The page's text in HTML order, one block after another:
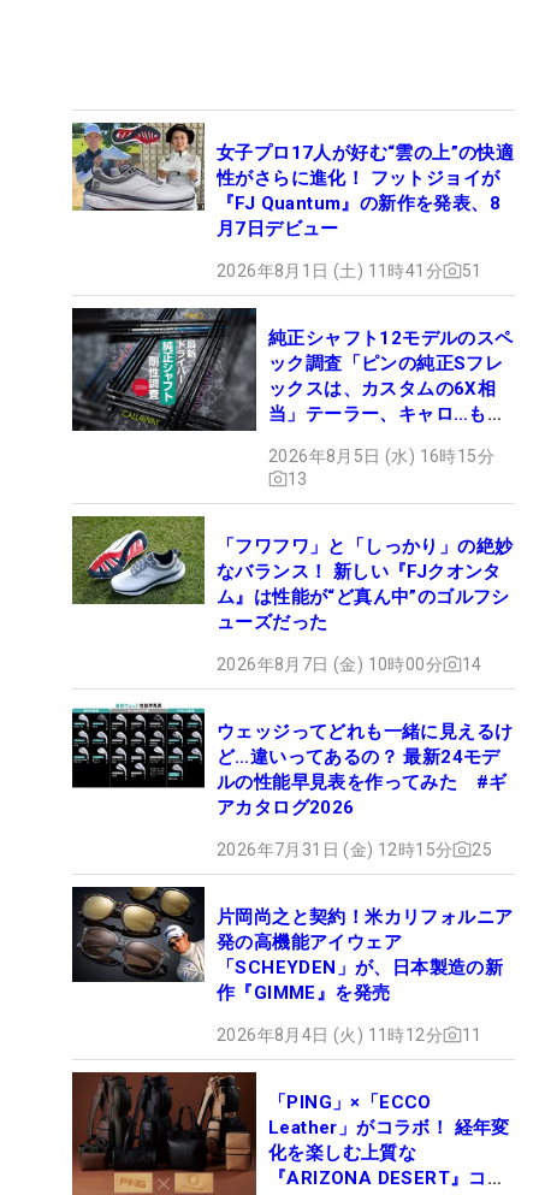
女子プロ17人が好む“雲の上”の快適
性がさらに進化！ フットジョイが
『FJ Quantum』の新作を発表、8
月7日デビュー
2026年8月1日 (土) 11時41分 51
純正シャフト12モデルのスペ
ック調査「ピンの純正Sフレ
ックスは、カスタムの6X相
当」テーラー、キャロ…もチ
2026年8月5日 (水) 16時15分
13
「フワフワ」と「しっかり」の絶妙
なバランス！ 新しい『FJクオンタ
ム』は性能が“ど真ん中”のゴルフシ
ューズだった
2026年8月7日 (金) 10時00分 14
ウェッジってどれも一緒に見えるけ
ど…違いってあるの？ 最新24モデ
ルの性能早見表を作ってみた #ギ
アカタログ2026
2026年7月31日 (金) 12時15分 25
片岡尚之と契約！米カリフォルニア
発の高機能アイウェア
「SCHEYDEN」が、日本製造の新
作『GIMME』を発売
2026年8月4日 (火) 11時12分 11
「PING」×「ECCO
Leather」がコラボ！ 経年変
化を楽しむ上質な
『ARIZONA DESERT』コレ